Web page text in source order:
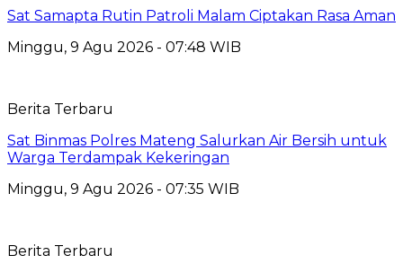
Sat Samapta Rutin Patroli Malam Ciptakan Rasa Aman
Minggu, 9 Agu 2026 - 07:48 WIB
Berita Terbaru
Sat Binmas Polres Mateng Salurkan Air Bersih untuk
Warga Terdampak Kekeringan
Minggu, 9 Agu 2026 - 07:35 WIB
Berita Terbaru